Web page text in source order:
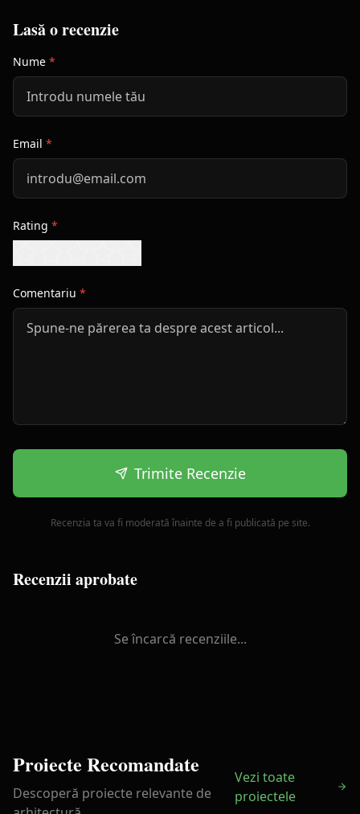
Lasă o recenzie
Nume *
Email *
Rating *
Comentariu *
Trimite Recenzie
Recenzia ta va fi moderată înainte de a fi publicată pe site.
Recenzii aprobate
Se încarcă recenziile...
Proiecte Recomandate
Descoperă proiecte relevante de
Vezi toate
proiectele